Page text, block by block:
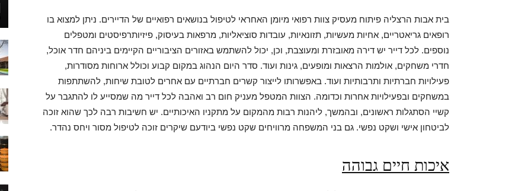
שווים
בית אבות הרצליה פיתוח מעסיק צוות רפואי מיומן האחראי לטיפול בנושאים רפואיים של הדיירים. ניתן למצוא בו
רופאים גריאטריים, אחיות מעשיות, תזונאיות, עובדות סוציאליות, מרפאות בעיסוק, פיזיותרפיסטים ומטפלים
נוספים. לכל דייר יש דירה מאובזרת ומעוצבת, וכן, יכול להשתמש באזורים הציבוריים הקיימים ביניהם חדר אוכל,
חדרי משחקים, אולמות הרצאות ומופעים, גינות ועוד. סדר היום הנהוג במקום קבוע וכולל ארוחות מסודרות,
פעילויות חברתיות ותרבותיות ועוד. באפשרותו לייצור קשרים חברתיים עם אחרים לטובת שיחות, להשתתפות
במשחקים ובפעילויות אחרות וכדומה. הצוות המטפל מעניק חום רב ואהבה לכל דייר מה שמסייע לו להתגבר על
קשיי הסתגלות ראשונים, ובהמשך, ליהנות רבות מהמקום על מתקניו האיכותיים. יש חשיבות רבה לכך שהוא זוכה
לביטחון אישי ושקט נפשי. גם בני המשפחה מרוויחים שקט נפשי ביודעם שיקרים זוכה לטיפול מסור ויחס נהדר.
איכות חיים גבוהה